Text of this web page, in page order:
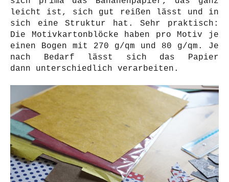
leicht ist, sich gut reißen lässt und in
sich eine Struktur hat. Sehr praktisch:
Die Motivkartonblöcke haben pro Motiv je
einen Bogen mit 270 g/qm und 80 g/qm. Je
nach Bedarf lässt sich das Papier
dann unterschiedlich verarbeiten.